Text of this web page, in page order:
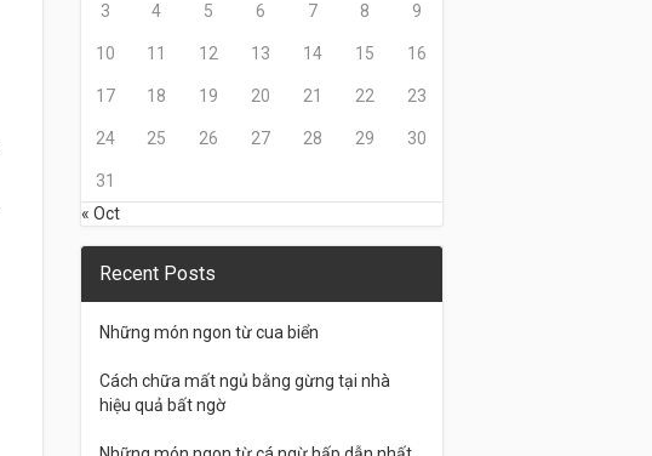
3 4 5 6 7 8 9
10 11 12 13 14 15 16
17 18 19 20 21 22 23
24 25 26 27 28 29 30
31
« Oct
Recent Posts
Những món ngon từ cua biển
Cách chữa mất ngủ bằng gừng tại nhà
hiệu quả bất ngờ